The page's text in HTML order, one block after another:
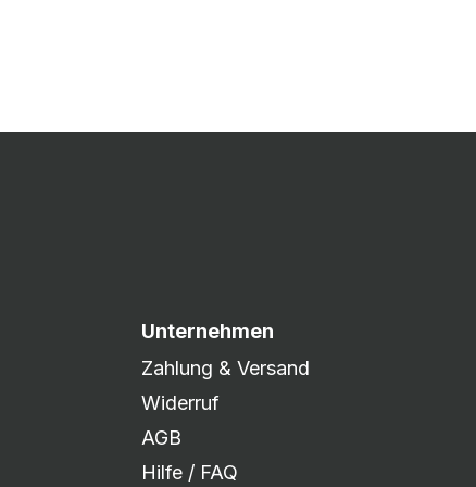
freigegeben und die
Unternehmen
Zahlung & Versand
Widerruf
AGB
Hilfe / FAQ